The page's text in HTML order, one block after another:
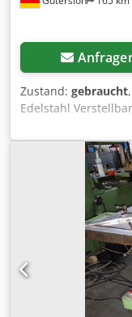
Zustand: gebraucht
Edelstahl
Winkelverstellung
Du Hspfx Anwekr
Wahlschalter